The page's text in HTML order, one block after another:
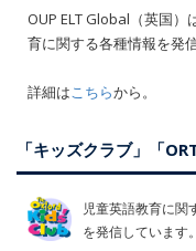
OUP ELT Global（英国
育に関する各種情報を発
詳細は こちらから。
「キッズクラブ」「
児童英語教育に関
を発信しています。